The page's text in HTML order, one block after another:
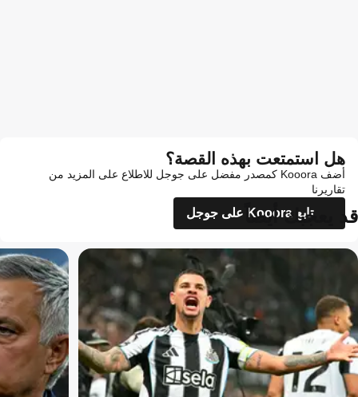
هل استمتعت بهذه القصة؟
أضف Kooora كمصدر مفضل على جوجل للاطلاع على المزيد من
تقاريرنا
تابع Kooora على جوجل
قد يعجبك أيضاً